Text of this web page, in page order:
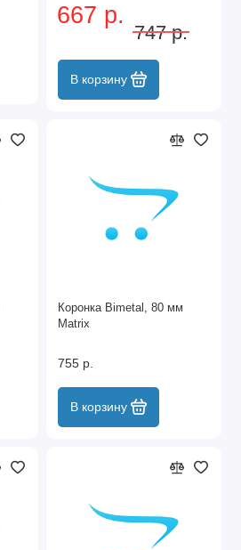
667 р.
747 р.
В корзину
Коронка Bimetal, 80 мм
Matrix
755 р.
В корзину